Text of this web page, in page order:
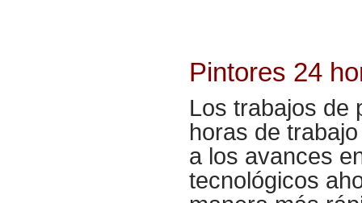
Pintores 24
Los trabajos de
horas de
a los avances
tecnológicos